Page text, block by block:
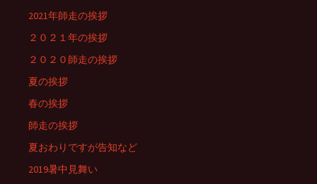
2021年師走の挨拶
２０２１年の挨拶
２０２０師走の挨拶
夏の挨拶
春の挨拶
師走の挨拶
夏おわりですが告知など
2019暑中見舞い